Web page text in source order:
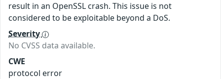
result in an OpenSSL crash. This issue is not
considered to be exploitable beyond a DoS.
Severity
No CVSS data available.
CWE
protocol error